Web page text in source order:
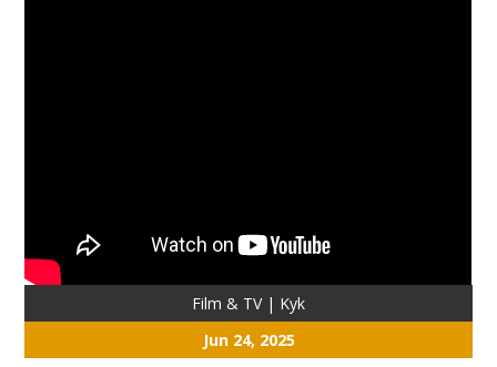
Film & TV| Kyk
Jun 24, 2025